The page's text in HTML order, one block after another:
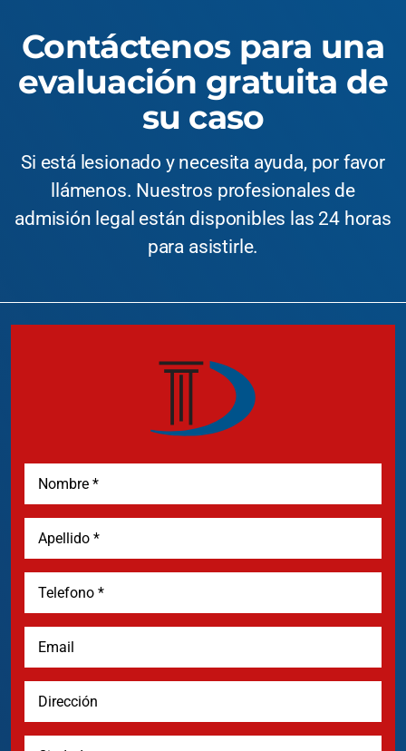
Contáctenos para una
evaluación gratuita de
su caso
Si está lesionado y necesita ayuda, por favor
llámenos. Nuestros profesionales de
admisión legal están disponibles las 24 horas
para asistirle.